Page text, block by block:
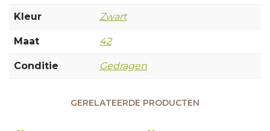
Kleur Zwart
Maat 42
Conditie Gedragen
GERELATEERDE PRODUCTEN